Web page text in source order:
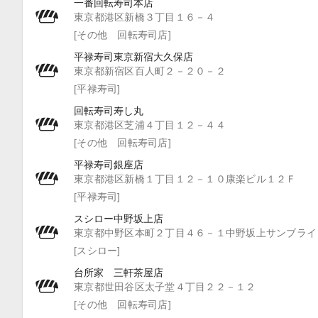
一番回転寿司本店
東京都港区新橋３丁目１６－４
[その他 回転寿司店]
平禄寿司東京新宿大久保店
東京都新宿区百人町２－２０－２
[平禄寿司]
回転寿司寿し丸
東京都港区芝浦４丁目１２－４４
[その他 回転寿司店]
平禄寿司銀座店
東京都港区新橋１丁目１２－１０康楽ビル１２Ｆ
[平禄寿司]
スシロー中野坂上店
東京都中野区本町２丁目４６－１中野坂上サンブライ
[スシロー]
台所家 三軒茶屋店
東京都世田谷区太子堂４丁目２２－１２
[その他 回転寿司店]